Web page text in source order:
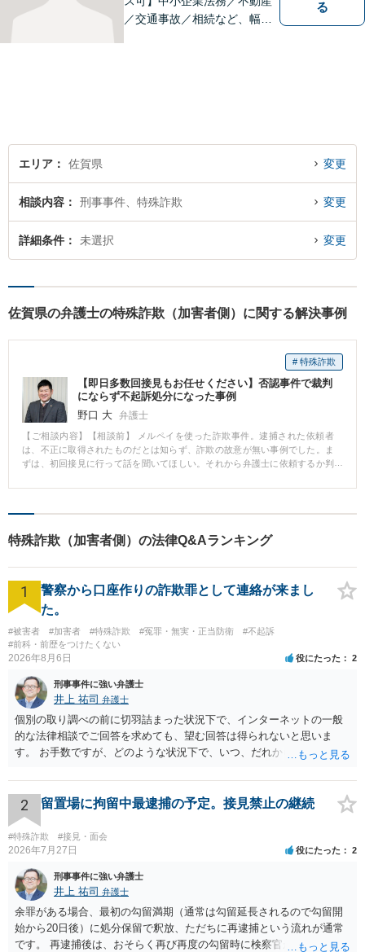
／交通事故／相続など、幅広
る
エリア 佐賀県 変更
相談内容 刑事事件、特殊詐欺 変更
詳細条件 未選択 変更
佐賀県の弁護士の特殊詐欺（加害者側）に関する解決事例
# 特殊詐欺
【即日多数回接見もお任せください】否認事件で裁判
にならず不起訴処分になった事例
野口 大 弁護士
【ご相談内容】【相談前】 メルペイを使った詐欺事件。逮捕された依頼者
は、不正に取得されたものだとは知らず、詐欺の故意が無い事例でした。ま
ずは、初回接見に行って話を聞いてほしい。それから弁護士に依頼するか判
さまからご依頼を受けることになりました。 その後、多数回接見を行い、捜
た。20日の勾留後、処分保留で釈放されました。その後、人道的観点から被
害者への補償も行って、無事に不起訴処分となりました。 【コメント】 とり
んのでお気軽にご連絡ください。 否認事件は黙秘をすることが原則とされて
いますが、場合によっては、こちらの言い分を正しく伝えることによって有
利な処分になる場合もあります。今回は、何度も接見に向かい、私の方で供
述調書を作成し、言い分が捜査機関に伝わったことが不起訴処分を獲得でき
た要因だと考えています。
特殊詐欺（加害者側）の法律Q&Aランキング
1
警察から口座作りの詐欺罪として連絡が来まし
た。
#被害者 #加害者 #特殊詐欺 #冤罪・無実・正当防衛
#不起訴
#前科・前歴をつけたくない
2026年8月6日 役にたった 2
刑事事件に強い弁護士
井上 祐司 弁護士
個別の取り調べの前に切羽詰まった状況下で、インターネットの一般
的な法律相談でご回答を求めても、望む回答は得られないと思いま
す。 お手数ですが、どのような状況下で、いつ、だれからどのような
の程度だと聞いているのかということについて、お近くで詳細な法律
相談を受けられたうえで対処方法を探された方がよいと思われます。
一般論でいえば、任意取り調べの場合、ＩＣレコーダーを持参して取
り調べ内容を録音することは必須だと考えます。
2 留置場に拘留中最逮捕の予定。接見禁止の継続
#特殊詐欺 #接見・面会
2026年7月27日 役にたった 2
刑事事件に強い弁護士
井上 祐司 弁護士
余罪がある場合、最初の勾留満期（通常は勾留延長されるので勾留開
始から20日後）に処分保留で釈放、ただちに再逮捕という流れが通常
です。 再逮捕後は、おそらく再び再度の勾留時に検察官が接見禁止を